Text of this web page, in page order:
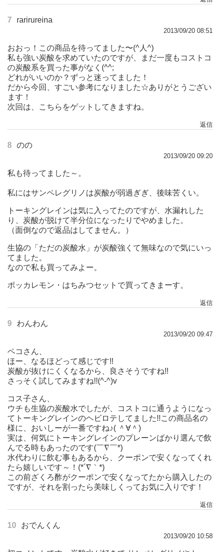
7 rarirureina
2013/09/20 08:51
おおっ！この商品を待ってました〜(^人^)
私も強い炭酸を求めていたのですが、まだ一度もコストコ
の炭酸系を買った事がなく(^^;
どれがいいのか？ずっと迷ってました！
だから今回、すごい参考になりました☆ありがとうござい
ます！
次回は、こちらをゲットしてきますね。
返信
8 のの
2013/09/20 09:20
私も待ってました～。
私にはサンペレグリノは炭酸が弱過ぎぎ、後味苦くい。
トーキングレインは気に入ってたのですが、水漏れした
り、炭酸が脱けて半分位になったりでやめました。
（面倒なので返品はしてません。）
生協の「ただの炭酸水」が炭酸強くて無味なので気にいっ
てました。
なので私も買ってみよー。
ポッカレモン・はちみつセットで買ってきまーす。
返信
9 わんわん
2013/09/20 09:47
ペコさん、
ほー、なるほどって感じです!!
炭酸が抜けにくくなるから、良さそうですね!!
さっそく試してみますね!!(^-^)v
コス子さん、
ウチも生協の炭酸水でしたが、コストコに通うようになっ
てトーキングレインのヘビロテしてました!!この商品名の
様に、おいしーが一番ですね♪( ＾∀＾)
実は、何気にトーキングレインのプレーンばかり選んで飲
んでる時もあったのです(￣∇￣*)ゞ
水代わりに飲む事もあるから、クーポンで安くなってくれ
たら嬉しいです～！(*´∇｀*)
この前ざくろ酢がクーポンで安くなってたから購入したの
ですが、それを割ったら美味しくってお気に入りです！
返信
10 おでんくん
2013/09/20 10:58